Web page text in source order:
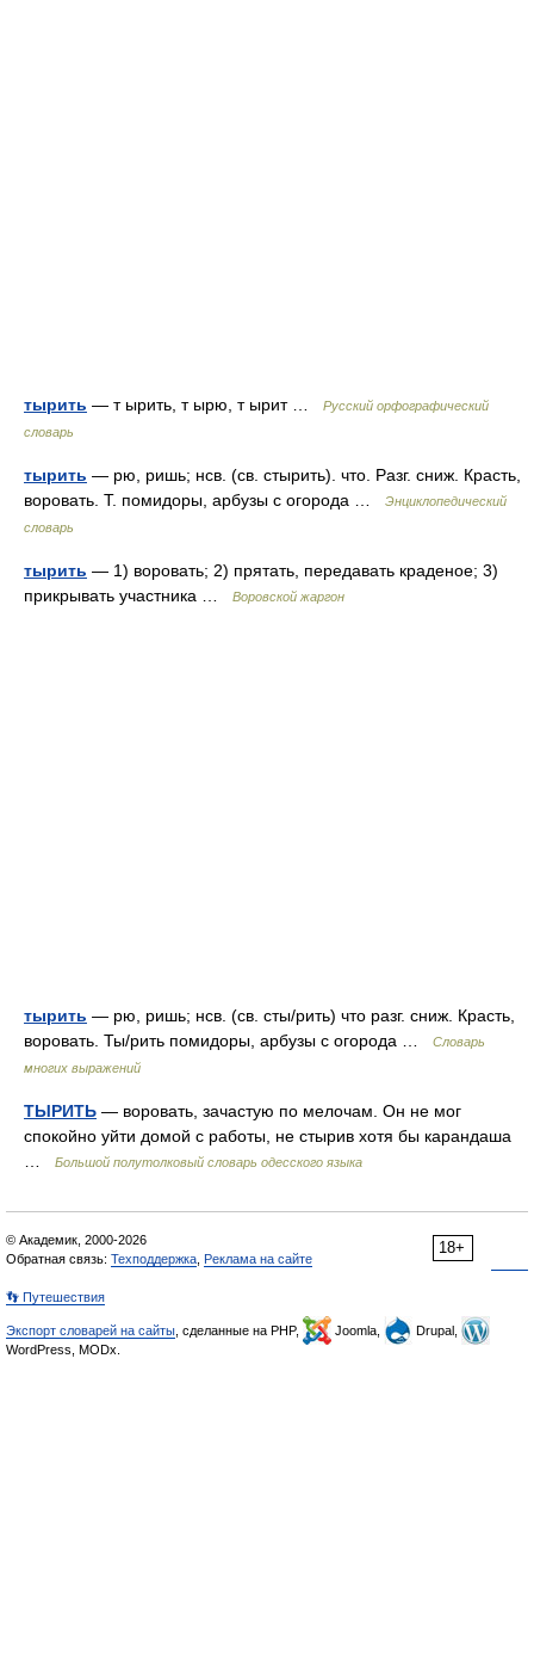
тырить — т ырить, т ырю, т ырит …
Русский орфографический
словарь
тырить — рю, ришь; нсв. (св. стырить). что. Разг. сниж. Красть,
воровать. Т. помидоры, арбузы с огорода …
Энциклопедический
словарь
тырить — 1) воровать; 2) прятать, передавать краденое; 3)
прикрывать участника …
Воровской жаргон
тырить — рю, ришь; нсв. (св. сты/рить) что разг. сниж. Красть,
воровать. Ты/рить помидоры, арбузы с огорода …
Словарь
многих выражений
ТЫРИТЬ — воровать, зачастую по мелочам. Он не мог
спокойно уйти домой с работы, не стырив хотя бы карандаша
Большой полутолковый словарь одесского языка
18+
© Академик, 2000-2026
Обратная связь: Техподдержка Реклама на сайте
👣 Путешествия
Экспорт словарей на сайты , сделанные на PHP, Joomla,
Drupal,
WordPress, MODx.